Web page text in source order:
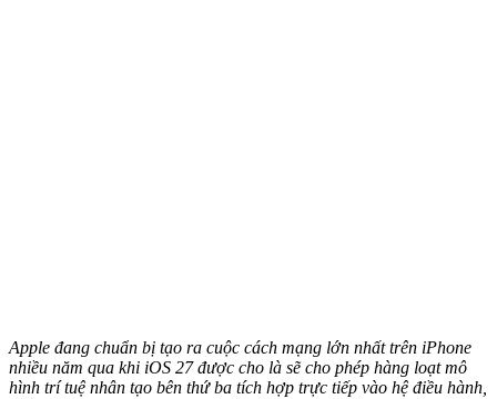
Apple đang chuẩn bị tạo ra cuộc cách mạng lớn nhất trên iPhone
nhiều năm qua khi iOS 27 được cho là sẽ cho phép hàng loạt mô
hình trí tuệ nhân tạo bên thứ ba tích hợp trực tiếp vào hệ điều hành,